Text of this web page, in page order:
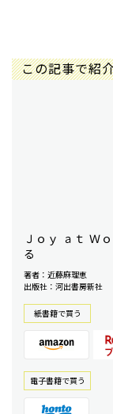
この記事で紹
Ｊｏｙ ａｔ Ｗ
る
著者：近藤麻理恵
出版社：河出書房新社
紙書籍で買う
電⼦書籍で買う